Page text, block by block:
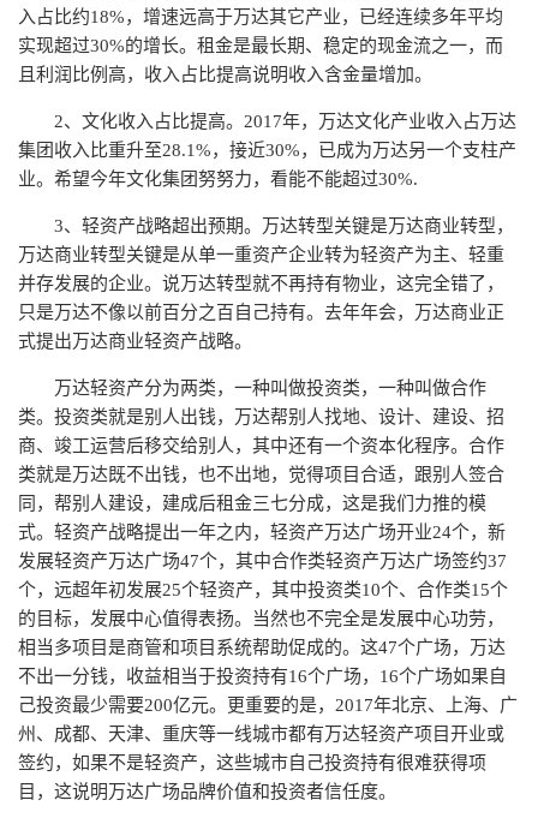
入占比约18%，增速远高于万达其它产业，已经连续多年平均
实现超过30%的增长。租金是最长期、稳定的现金流之一，而
且利润比例高，收入占比提高说明收入含金量增加。
2、文化收入占比提高。2017年，万达文化产业收入占万达
集团收入比重升至28.1%，接近30%，已成为万达另一个支柱产
业。希望今年文化集团努努力，看能不能超过30%.
3、轻资产战略超出预期。万达转型关键是万达商业转型，
万达商业转型关键是从单一重资产企业转为轻资产为主、轻重
并存发展的企业。说万达转型就不再持有物业，这完全错了，
只是万达不像以前百分之百自己持有。去年年会，万达商业正
式提出万达商业轻资产战略。
万达轻资产分为两类，一种叫做投资类，一种叫做合作
类。投资类就是别人出钱，万达帮别人找地、设计、建设、招
商、竣工运营后移交给别人，其中还有一个资本化程序。合作
类就是万达既不出钱，也不出地，觉得项目合适，跟别人签合
同，帮别人建设，建成后租金三七分成，这是我们力推的模
式。轻资产战略提出一年之内，轻资产万达广场开业24个，新
发展轻资产万达广场47个，其中合作类轻资产万达广场签约37
个，远超年初发展25个轻资产，其中投资类10个、合作类15个
的目标，发展中心值得表扬。当然也不完全是发展中心功劳，
相当多项目是商管和项目系统帮助促成的。这47个广场，万达
不出一分钱，收益相当于投资持有16个广场，16个广场如果自
己投资最少需要200亿元。更重要的是，2017年北京、上海、广
州、成都、天津、重庆等一线城市都有万达轻资产项目开业或
签约，如果不是轻资产，这些城市自己投资持有很难获得项
目，这说明万达广场品牌价值和投资者信任度。